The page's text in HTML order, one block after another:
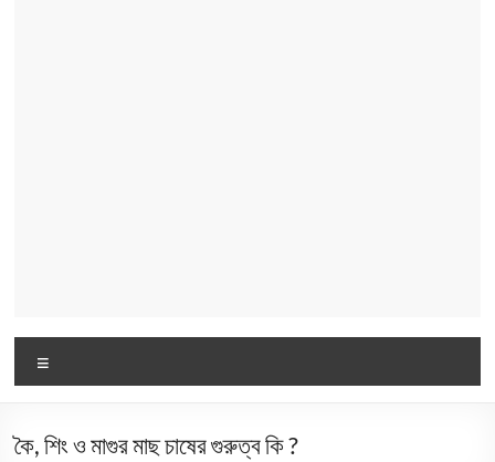
কৈ, শিং ও মাগুর মাছ চাষের গুরুত্ব কি ?